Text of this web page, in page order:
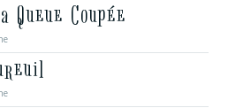
Queue Coupée